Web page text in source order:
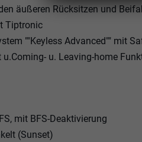
äußeren Rücksitzen und
Tiptronic
""Keyless Advanced"" mit
u. Leaving-home
mit BFS-Deaktivierung
(Sunset)